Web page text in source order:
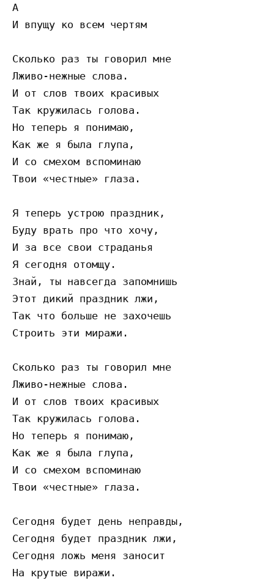
A
И впущу ко всем чертям
Сколько раз ты говорил мне
Лживо-нежные слова.
И от слов твоих красивых
Так кружилась голова.
Но теперь я понимаю,
Как же я была глупа,
И со смехом вспоминаю
Твои «честные» глаза.
Я теперь устрою праздник,
Буду врать про что хочу,
И за все свои страданья
Я сегодня отомщу.
Знай, ты навсегда запомнишь
Этот дикий праздник лжи,
Так что больше не захочешь
Строить эти миражи.
Сколько раз ты говорил мне
Лживо-нежные слова.
И от слов твоих красивых
Так кружилась голова.
Но теперь я понимаю,
Как же я была глупа,
И со смехом вспоминаю
Твои «честные» глаза.
Сегодня будет день неправды,
Сегодня будет праздник лжи,
Сегодня ложь меня заносит
На крутые виражи.